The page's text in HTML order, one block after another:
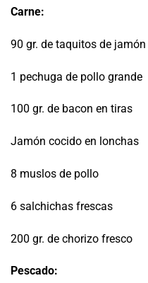
Carne:
90 gr. de taquitos de jamón
1 pechuga de pollo grande
100 gr. de bacon en tiras
Jamón cocido en lonchas
8 muslos de pollo
6 salchichas frescas
200 gr. de chorizo fresco
Pescado: